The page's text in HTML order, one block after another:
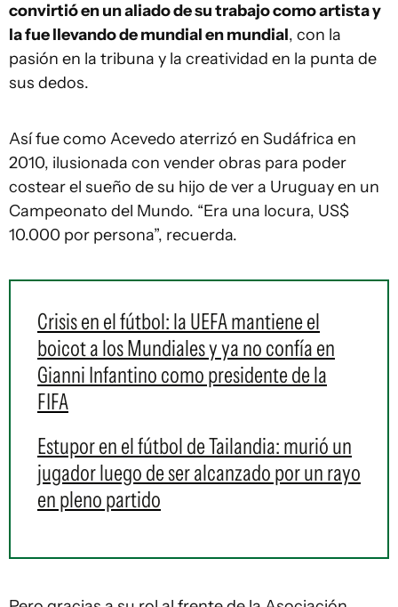
convirtió en un aliado de su trabajo como artista y
la fue llevando de mundial en mundial, con la
pasión en la tribuna y la creatividad en la punta de
sus dedos.
Así fue como Acevedo aterrizó en Sudáfrica en
2010, ilusionada con vender obras para poder
costear el sueño de su hijo de ver a Uruguay en un
Campeonato del Mundo. “Era una locura, US$
10.000 por persona”, recuerda.
Crisis en el fútbol: la UEFA mantiene el
boicot a los Mundiales y ya no confía en
Gianni Infantino como presidente de la
FIFA
Estupor en el fútbol de Tailandia: murió un
jugador luego de ser alcanzado por un rayo
en pleno partido